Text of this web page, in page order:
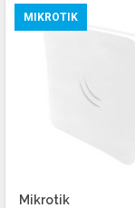
MIKROTIK
Mikrotik